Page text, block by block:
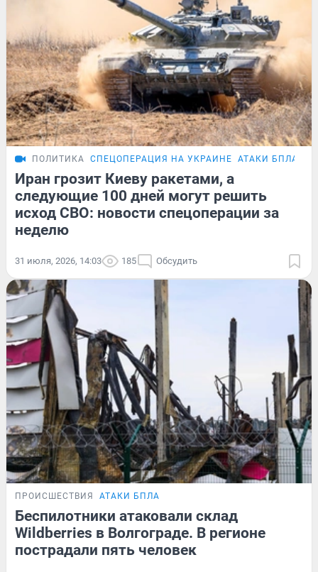
ПОЛИТИКА СПЕЦОПЕРАЦИЯ НА УКРАИНЕ АТАКИ БПЛА
Иран грозит Киеву ракетами, а
следующие 100 дней могут решить
исход СВО: новости спецоперации за
неделю
31 июля, 2026, 14:03 185 Обсудить
ПРОИСШЕСТВИЯ АТАКИ БПЛА
Беспилотники атаковали склад
Wildberries в Волгограде. В регионе
пострадали пять человек